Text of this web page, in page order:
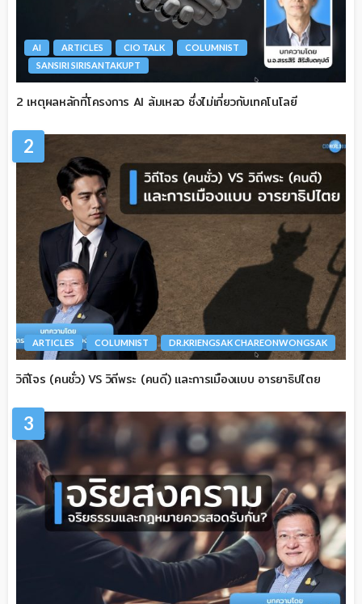
AI ARTICLES CIO TALK
COLUMNIST
SANSIRI SIRISANTAKUPT
2 เหตุผลหลักที่โครงการ AI ล้มเหลว ซึ่งไม่เกี่ยวกับเทคโนโลยี
2
ARTICLES COLUMNIST DR.KRIENGSAK CHAREONWONGSAK
วิถีโจร (คนชั่ว) VS วิถีพระ (คนดี) และการเมืองแบบ อารยาธิปไตย
3